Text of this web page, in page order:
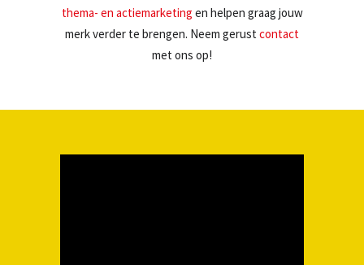
thema- en actiemarketing en helpen graag jouw
merk verder te brengen. Neem gerust contact
met ons op!